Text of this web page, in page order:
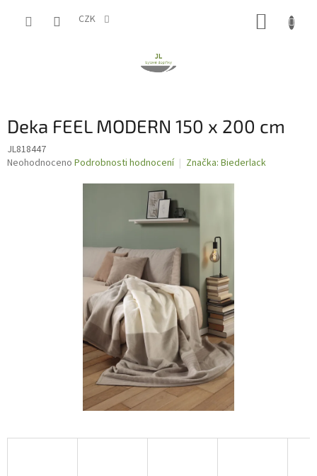
CZK
Deka FEEL MODERN 150 x 200 cm
JL818447
Průměrné
Neohodnoceno Podrobnosti hodnocení Značka: Biederlack